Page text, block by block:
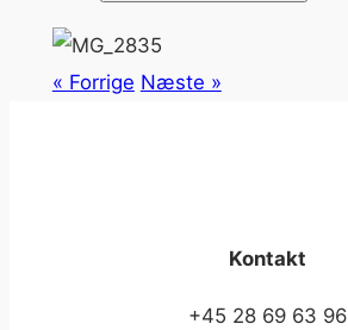
« Forrige Næste »
Kontakt
+45 28 69 63 96